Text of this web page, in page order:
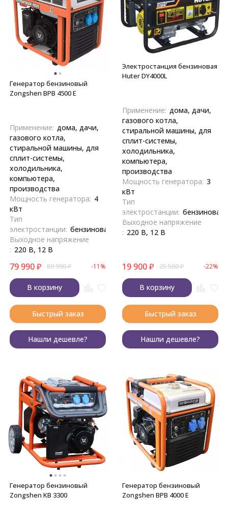
Генератор бензиновый
Zongshen BPB 4500 E
Применение: дома, дачи,
газового котла,
стиральной машины, для
сплит-системы,
холодильника,
компьютера,
производства
Мощность генератора: 4
кВт
Тип
электростанции: бензиновая
Выходное напряжение
: 220 В, 12 В
79 990₽ 89 990₽ -11%
В корзину
Быстрый заказ
Нашли дешевле?
Электростанция бензиновая
Huter DY4000L
Применение: дома, дачи,
газового котла,
стиральной машины, для
сплит-системы,
холодильника,
компьютера,
производства
Мощность генератора: 3
кВт
Тип
электростанции: бензиновая
Выходное напряжение
: 220 В, 12 В
19 900₽ 25 500₽ -22%
В корзину
Быстрый заказ
Нашли дешевле?
Генератор бензиновый
Zongshen KB 3300
Генератор бензиновый
Zongshen BPB 4000 E